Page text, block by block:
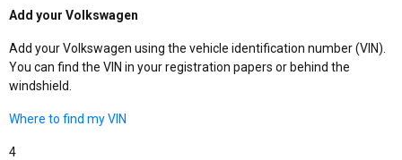
Add your Volkswagen
Add your Volkswagen using the vehicle identification number (VIN).
You can find the VIN in your registration papers or behind the
windshield.
Where to find my VIN
4